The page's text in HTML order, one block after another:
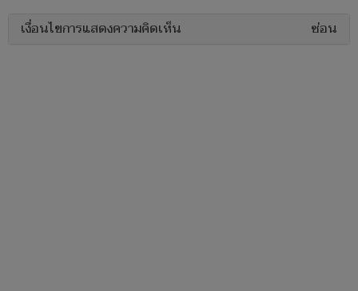
เงื่อนไขการแสดงความคิดเห็น ซ่อน